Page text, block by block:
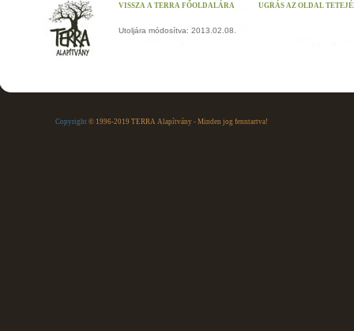
VISSZA A TERRA FŐOLDALÁRA UGRÁS AZ OLDAL
Utoljára módosítva: 2013.02.08.
Copyright © 1996-2019 TERRA Alapítvány - Minden jog fenntartva!